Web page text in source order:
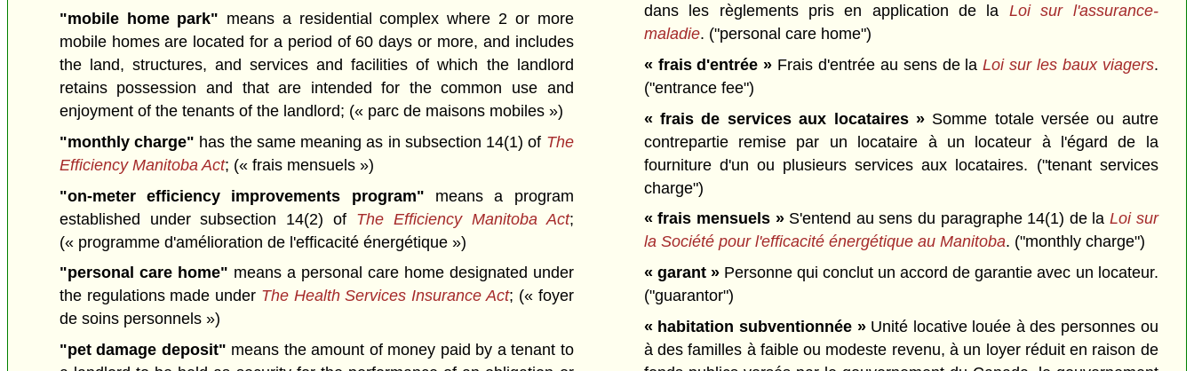
"mobile home park" means a residential complex where 2 or more
mobile homes are located for a period of 60 days or more, and includes
the land, structures, and services and facilities of which the landlord
retains possession and that are intended for the common use and
enjoyment of the tenants of the landlord; (« parc de maisons mobiles »)
"monthly charge" has the same meaning as in subsection 14(1) of The
Efficiency Manitoba Act; (« frais mensuels »)
"on-meter efficiency improvements program" means a program
established under subsection 14(2) of The Efficiency Manitoba Act;
(« programme d'amélioration de l'efficacité énergétique »)
"personal care home" means a personal care home designated under
the regulations made under The Health Services Insurance Act; (« foyer
de soins personnels »)
"pet damage deposit" means the amount of money paid by a tenant to
dans les règlements pris en application de la Loi sur l'assurance-
maladie. ("personal care home")
« frais d'entrée » Frais d'entrée au sens de laLoi sur les baux viagers.
("entrance fee")
« frais de services aux locataires »Somme totale versée ou autre
contrepartie remise par un locataire à un locateur à l'égard de la
fourniture d'un ou plusieurs services aux locataires. ("tenant services
charge")
« frais mensuels »S'entend au sens du paragraphe 14(1) de laLoi sur
la Société pour l'efficacité énergétique au Manitoba. ("monthly charge")
« garant »Personne qui conclut un accord de garantie avec un locateur.
("guarantor")
« habitation subventionnée »Unité locative louée à des personnes ou
à des familles à faible ou modeste revenu, à un loyer réduit en raison de